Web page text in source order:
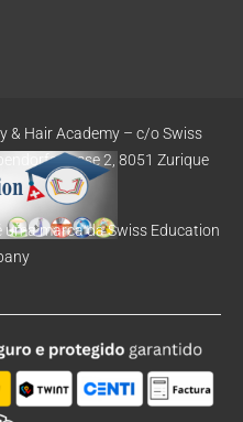
& Hair Academy – c/o Swiss
2, 8051 Zurique
uma marca da Swiss Education